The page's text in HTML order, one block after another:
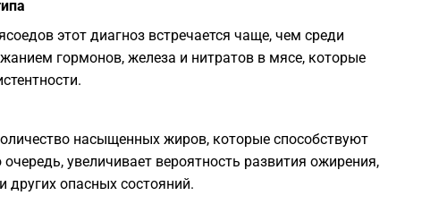
этот диагноз встречается чаще, чем среди
гормонов, железа и нитратов в мясе, которые
насыщенных жиров, которые способствуют
увеличивает вероятность развития ожирения,
других опасных состояний.